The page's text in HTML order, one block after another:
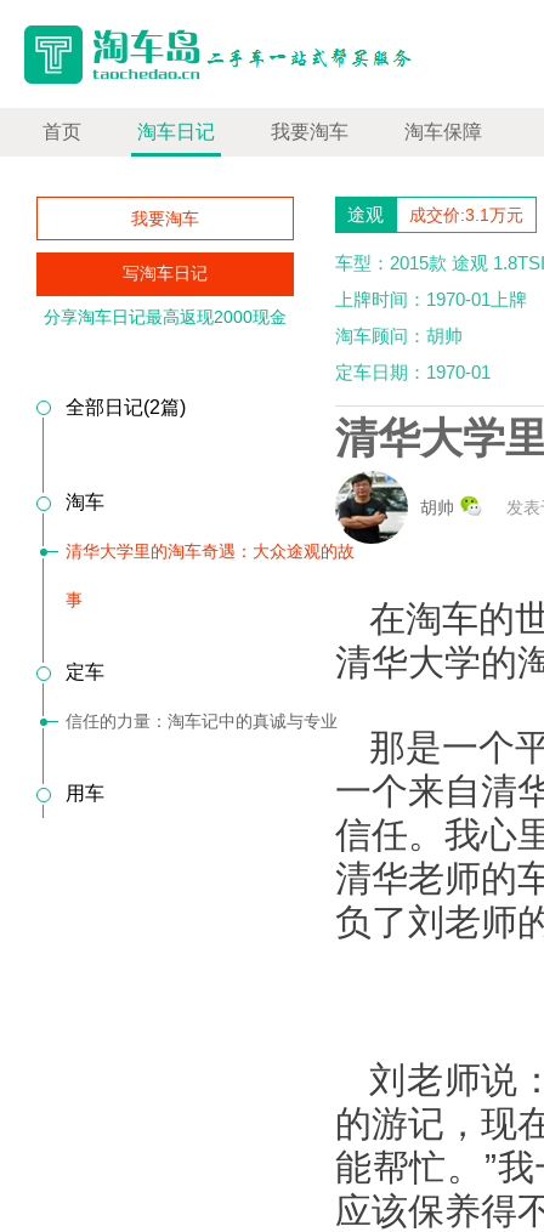
首页 淘车日记 我要淘车 淘车保障
我要淘车
写淘车日记
分享淘车日记最高返现2000现金
全部日记(2篇)
淘车
清华大学里的淘车奇遇：大众途观的故
事
定车
信任的力量：淘车记中的真诚与专业
用车
途观 成交价:3.1万元
车型：2015款 途观
上牌时间：1970-01上牌
淘车顾问：胡帅
定车日期：1970-01
清华大学
胡帅 发
在淘车的
清华大学的
那是一个
一个来自清
信任。我心
清华老师的
负了刘老师
刘老师说
的游记，现
能帮忙。”
应该保养得